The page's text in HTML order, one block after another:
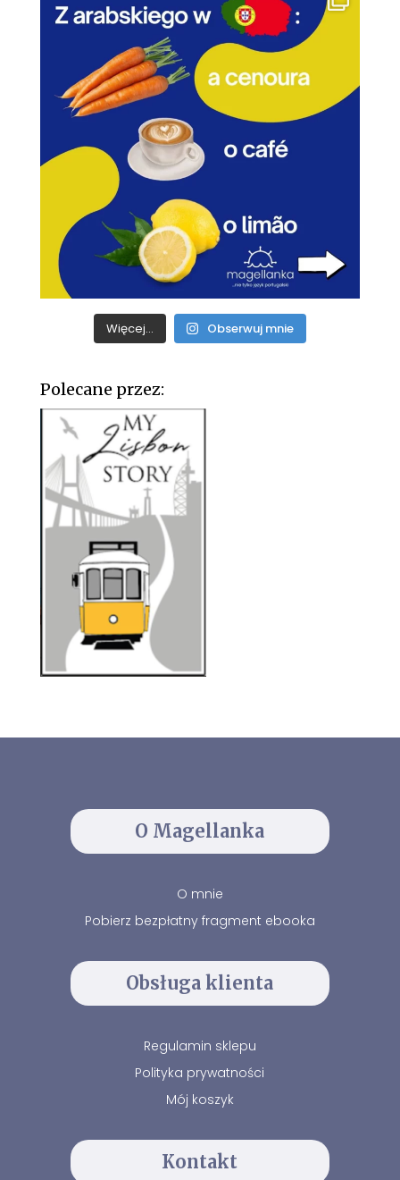
Więcej... Obserwuj mnie
Polecane przez:
O Magellanka
O mnie
Pobierz bezpłatny fragment ebooka
Obsługa klienta
Regulamin sklepu
Polityka prywatności
Mój koszyk
Kontakt